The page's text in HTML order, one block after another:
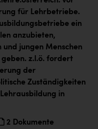
für Lehrbetriebe.
ein
anzubieten,
jungen Menschen
z.l.ö. fordert
der
Zuständigkeiten
in
2 Dokumente